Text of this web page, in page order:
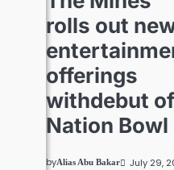
rolls out
offerings
withdebut
Nation Bowl
byAlias Abu Bakar July 29,